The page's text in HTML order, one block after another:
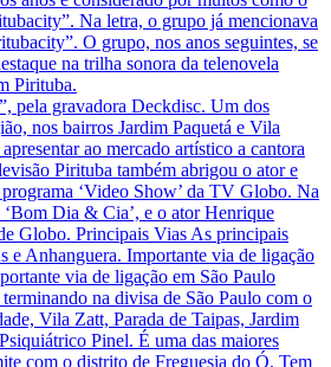
Na letra, o grupo já mencionava
O grupo, nos anos seguintes, se
na trilha sonora da telenovela
Pirituba.
pela gravadora Deckdisc. Um dos
nos bairros Jardim Paquetá e Vila
ao mercado artístico a cantora
Pirituba também abrigou o ator e
‘Video Show’ da TV Globo. Na
Dia & Cia’, e o ator Henrique
Globo. Principais Vias As principais
e Anhanguera. Importante via de ligação
via de ligação em São Paulo
na divisa de São Paulo com o
Vila Zatt, Parada de Taipas, Jardim
Pinel. É uma das maiores
com o distrito de Freguesia do Ó. Tem